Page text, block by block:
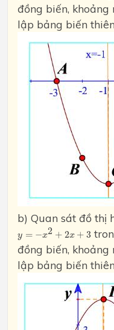
đồng biến, khoảng
lập bảng biến
b) Quan sát đồ thị
y = −x2 + 2x + 3
= x +
đồng biến, khoảng
lập bảng biến